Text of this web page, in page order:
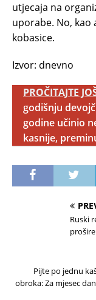
utjecaja na
uporabe. No, kao
kobasice.
Izvor: dnevno
PROČITAJTE
godišnju
godine učinio
kasnije,
Ruski
Pijte po jednu
obroka: Za mjesec